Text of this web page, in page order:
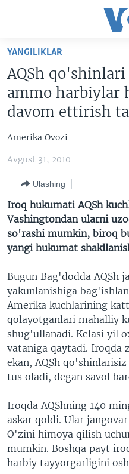
Boshiga
Qidiruvga
o'ting
AMERIKA
MARKAZIY OSIYO
AMERIKA MANZARALARI
XALQARO HAYOT
VASHINGTON
MOBIL-SALOM!
VIDEO
XABARLAR SURATLARDA
IJTIMOIY TARMOQLAR
FACEBOOK
YOUTUBE
INSTAGRAM
ODNOKLASSNIKI
TELEGRAM
TWITTER
SOUNDCLOUD
INGLIZ TILI DARSLARI
EDITORIAL
VOA
YANGILIKLAR
AQSh
ammo harbiylar
davom ettirish
Amerika Ovozi
Avgust 31, 2010
Ulashing
Iroq hukumati AQSh
Vashingtondan ularni
so'rashi mumkin, biroq
yangi hukumat
Bugun Bag'dodda AQSh
yakunlanishiga
Amerika kuchlarining
qolayotganlari mahalliy
shug'ullanadi. Kelasi yil
vataniga qaytadi. Iroqda
ekan, AQSh
tus oladi, degan savol
Iroqda AQShning 140
askar qoldi. Ular
O'zini himoya qilish
mumkin. Boshqa payt
harbiy tayyorgarligini